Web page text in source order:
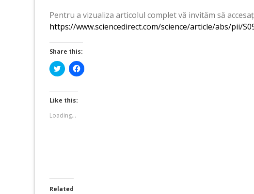
Pentru a vizualiza articolul complet vă invităm să
https://www.sciencedirect.com/science/article/abs/pii/
Share this:
Click
to
Twitter
(Opens
in
new
window)
Click
to
Like this:
Loading...
Related